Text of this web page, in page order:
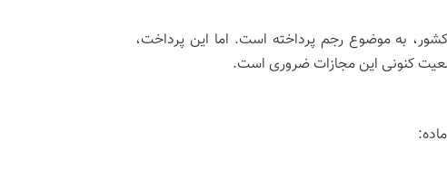
به موضوع رجم پرداخته است. اما این پرداخت،
کنونی این مجازات ضروری است.